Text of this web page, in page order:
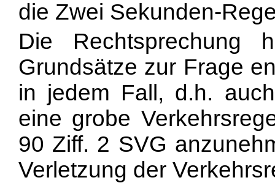
die Zwei Sekunden-
Die Rechtsprechung
Grundsätze zur Frage
in jedem Fall, d.h.
eine grobe
90 Ziff. 2 SVG
Verletzung der